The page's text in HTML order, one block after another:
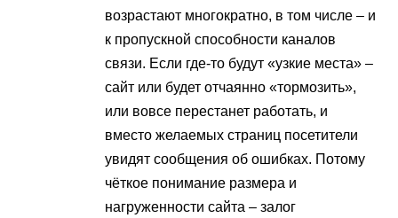
возрастают многократно, в том числе – и
к пропускной способности каналов
связи. Если где-то будут «узкие места» –
сайт или будет отчаянно «тормозить»,
или вовсе перестанет работать, и
вместо желаемых страниц посетители
увидят сообщения об ошибках. Потому
чёткое понимание размера и
нагруженности сайта – залог